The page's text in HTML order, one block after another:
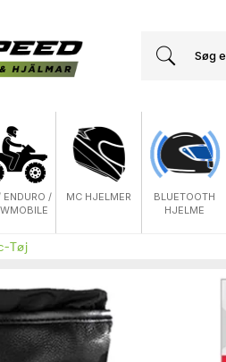
ENDURO /
MC HJELMER
BLUETOOTH
HJELME
Tøj